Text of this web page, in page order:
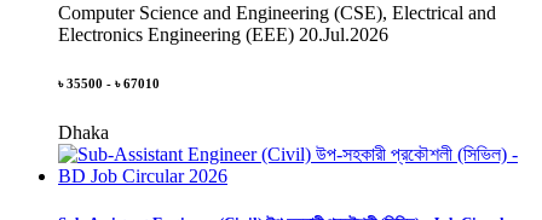
Computer Science and Engineering (CSE), Electrical and
Electronics Engineering (EEE) 20.Jul.2026
৳ 35500 - ৳ 67010
Dhaka